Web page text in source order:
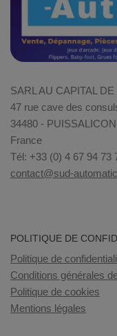
SARL AU CAPITAL DE
47 rue cave des
34480 - PUISSALICON
France
Tél: +33 (0) 4 67 94 73
contact@sud-
POLITIQUE DE
Politique de
Conditions générales
Politique de cookies
Mentions légales